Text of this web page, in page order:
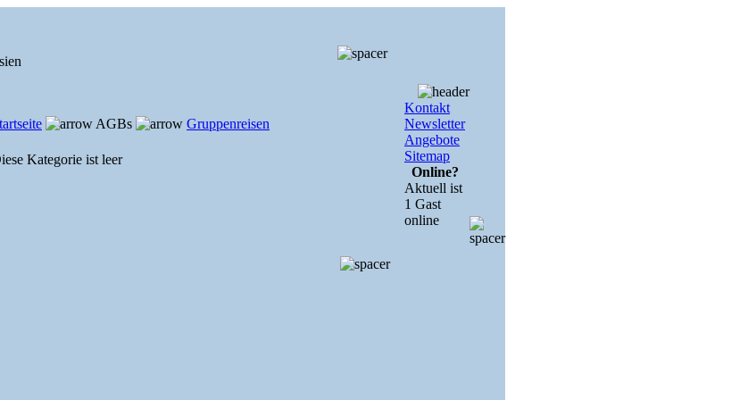
AGBs Gruppenreisen
Kategorie ist leer
Kontakt
Newsletter
Angebote
Sitemap
Online?
Aktuell ist
1 Gast
online